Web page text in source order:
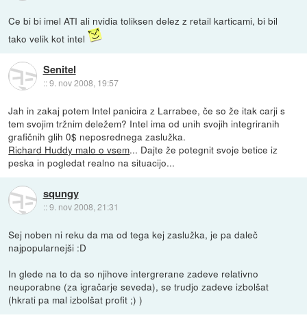
Ce bi bi imel ATI ali nvidia toliksen delez z retail karticami, bi bil
tako velik kot intel
Senitel
::9. nov 2008, 19:57
Jah in zakaj potem Intel panicira z Larrabee, če so že itak carji s
tem svojim tržnim deležem? Intel ima od unih svojih integriranih
grafičnih glih 0$ neposrednega zaslužka.
Richard Huddy malo o vsem... Dajte že potegnit svoje betice iz
peska in pogledat realno na situacijo...
squngy
::9. nov 2008, 21:31
Sej noben ni reku da ma od tega kej zaslužka, je pa daleč
najpopularnejši :D
In glede na to da so njihove intergrerane zadeve relativno
neuporabne (za igračarje seveda), se trudjo zadeve izbolšat
(hkrati pa mal izbolšat profit ;) )